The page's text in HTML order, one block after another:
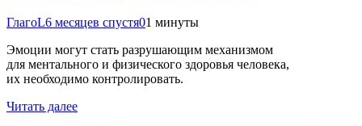
ГлагоL6 месяцев спустя01 минуты
Эмоции могут стать разрушающим механизмом
для ментального и физического здоровья человека,
их необходимо контролировать.
Читать далее